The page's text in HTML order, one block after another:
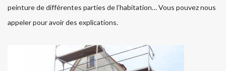
peinture de différentes parties de l’habitation… Vous pouvez nous
appeler pour avoir des explications.